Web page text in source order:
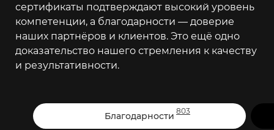
сертификаты подтверждают высокий уровень
компетенции, а благодарности — доверие
наших партнёров и клиентов. Это ещё одно
доказательство нашего стремления к качеству
и результативности.
Благодарности 803